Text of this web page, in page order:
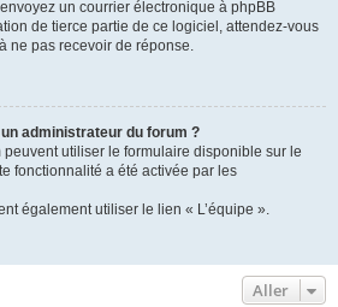
un courrier électronique à phpBB
de tierce partie de ce logiciel, attendez-vous
ne pas recevoir de réponse.
administrateur du forum ?
utiliser le formulaire disponible sur le
fonctionnalité a été activée par les
également utiliser le lien « L’équipe ».
Aller